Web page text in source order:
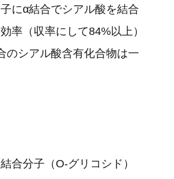
にα結合でシアル酸を結合
率（収率にして84%以上）
のシアル酸含有化合物は一
合分子（O-グリコシド）